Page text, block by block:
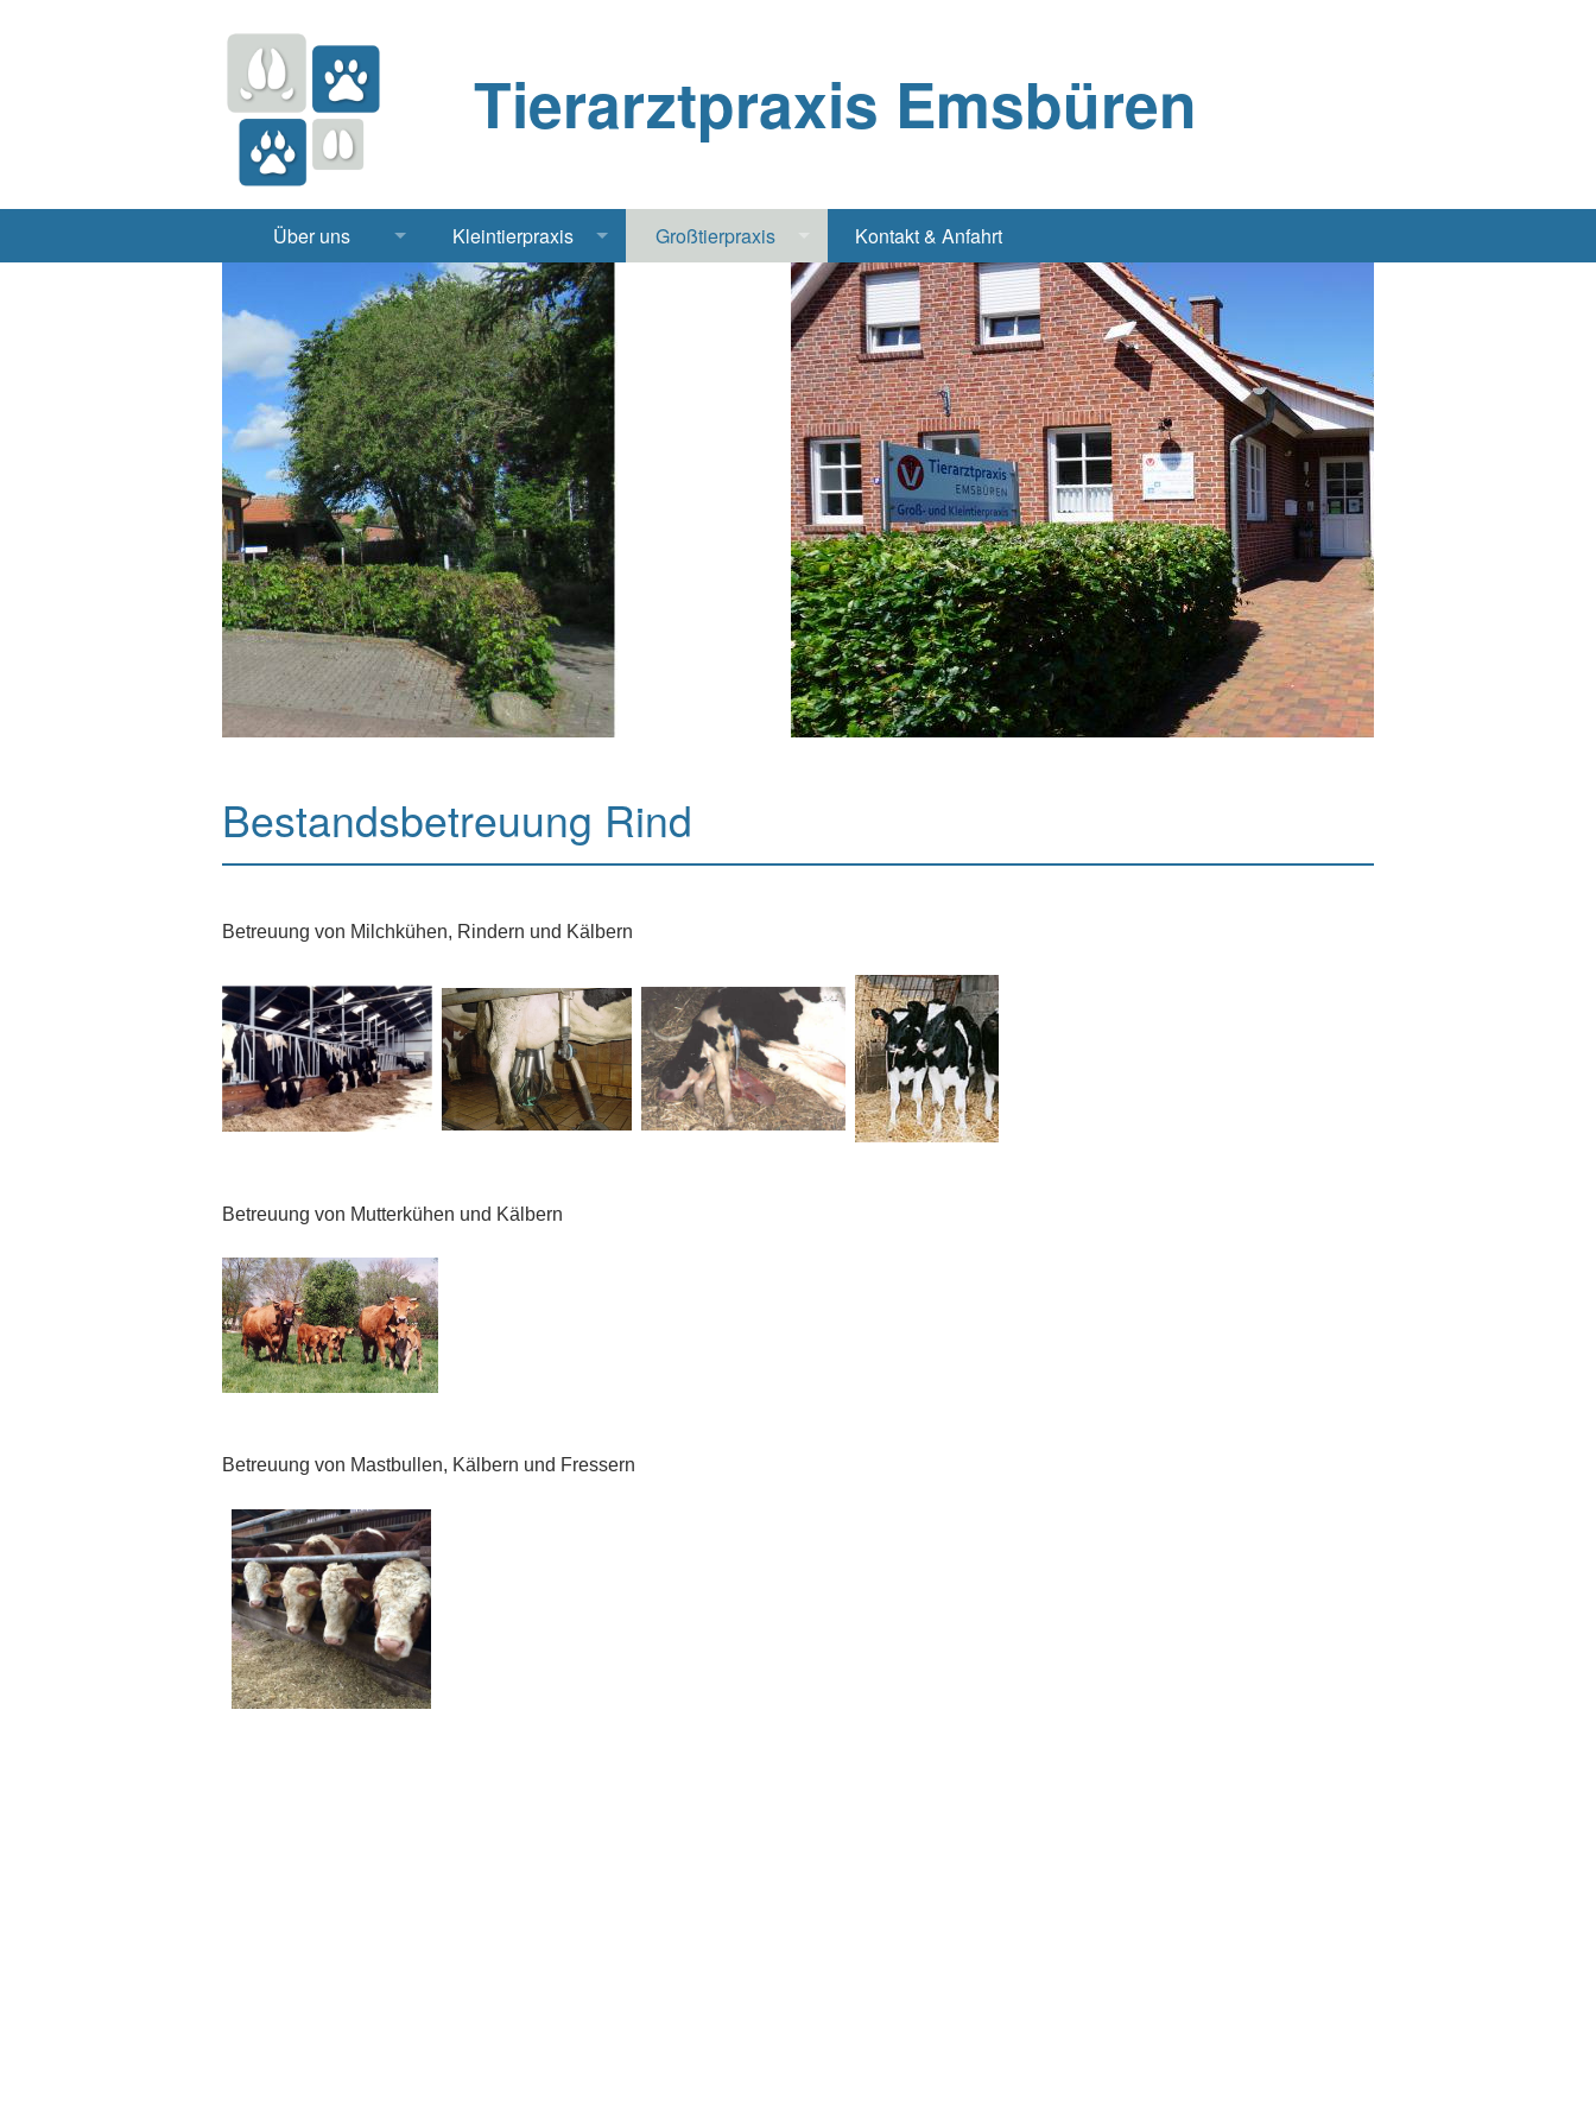
Tierarztpraxis Emsbüren
Über uns
Apotheke
Labor
Notdienst
Jobs & Praktikum
Kleintierpraxis
Hund, Katze
Heimtiere
Röntgen Ultraschall Elektrochirurgie Narkose
Großtierpraxis
Bestandsbetreuung Schwein
Bestandsbetreuung Rind
Geflügel, Tauben, Hühner
Kontakt & Anfahrt
Bestandsbetreuung Rind
Betreuung von Milchkühen, Rindern und Kälbern
Betreuung von Mutterkühen und Kälbern
Betreuung von Mastbullen, Kälbern und Fressern